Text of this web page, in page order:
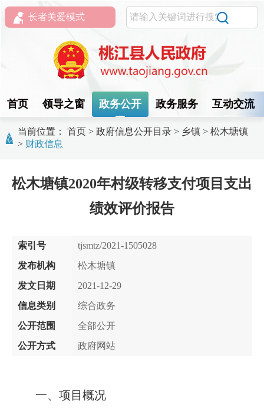
长者关爱模式
首页 领导之窗 政务公开 政务服务 互动交流
当前位置： 首页 > 政府信息公开目录 > 乡镇 > 松木塘镇
> 财政信息
松木塘镇2020年村级转移支付项目支出
绩效评价报告
索引号
tjsmtz/2021-1505028
发布机构
松木塘镇
发文日期
2021-12-29
信息类别
综合政务
公开范围
全部公开
公开方式
政府网站
一、项目概况